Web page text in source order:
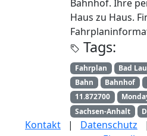
Bahnhof. Ihre
Haus zu Haus.
Tags:
Fahrplan Bad
Bahn
Bahnhof
11.872700
Sachsen-Anhalt
Kontakt | Datenschutz